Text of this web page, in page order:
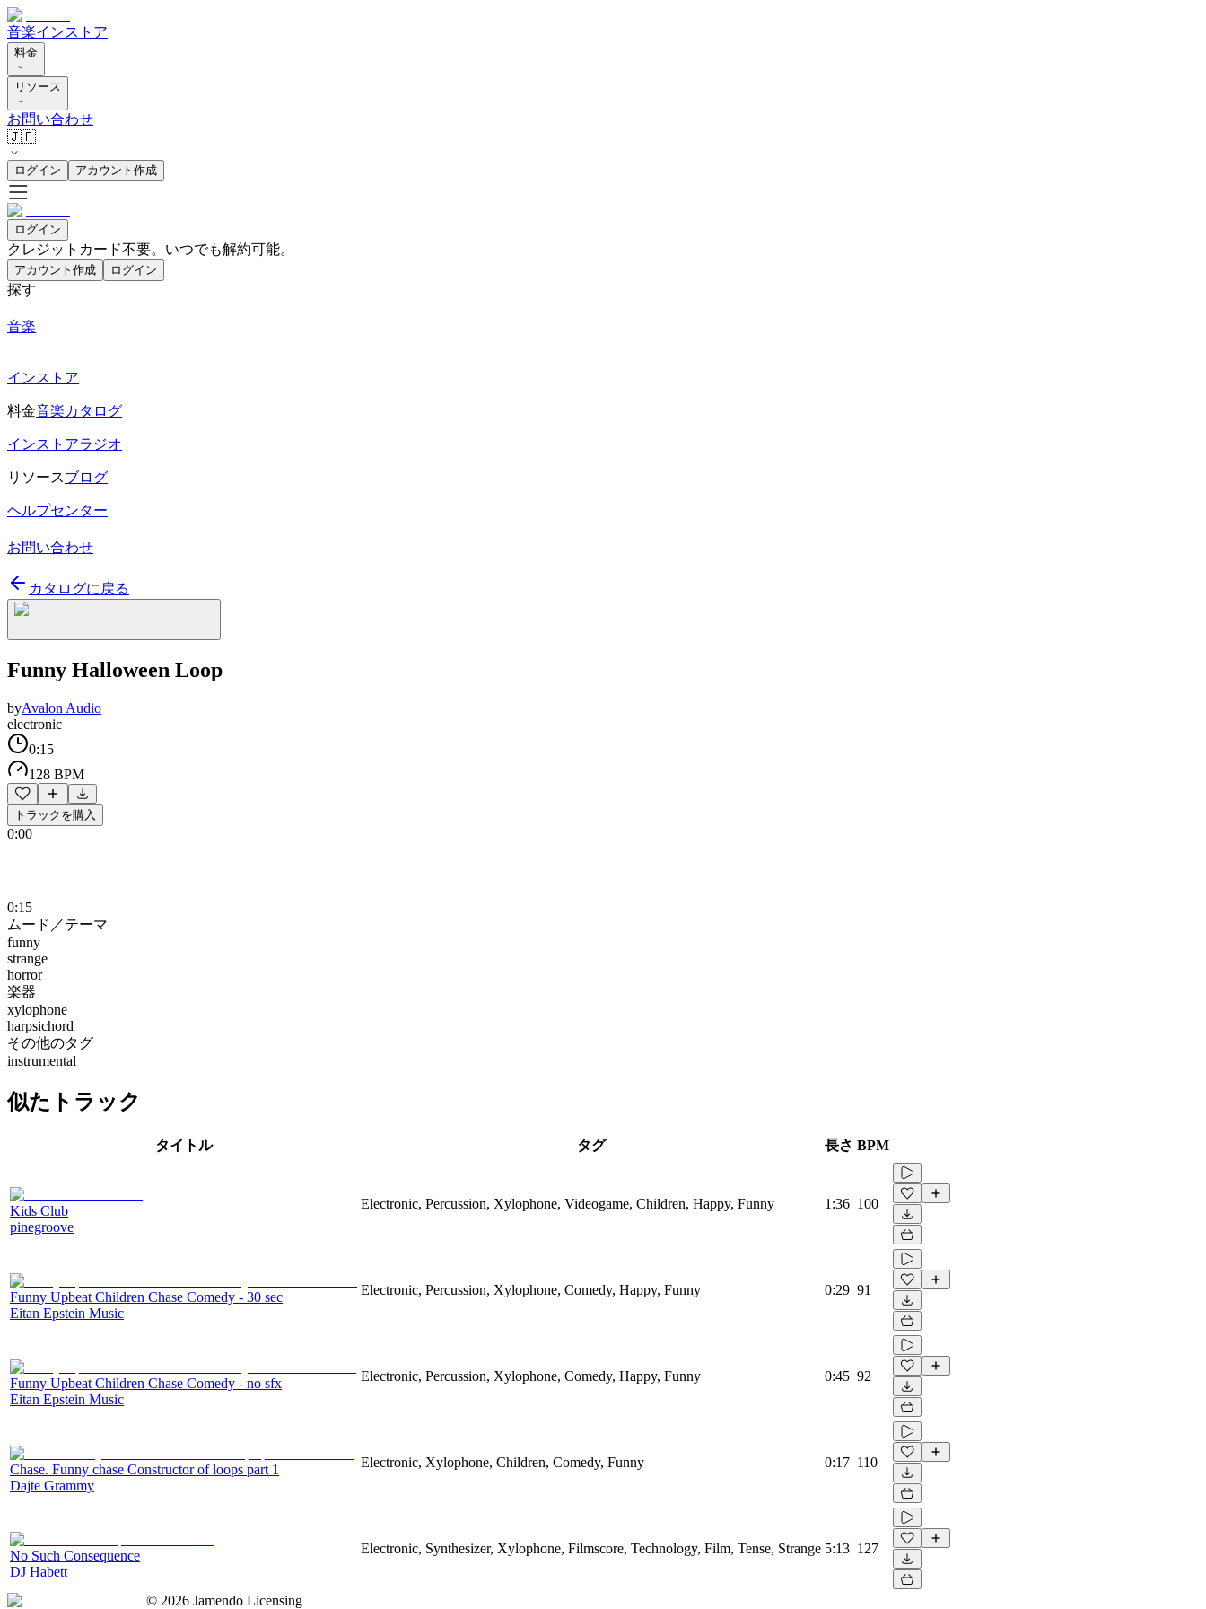
音楽インストア
料金
リソース
お問い合わせ
🇯🇵
ログイン アカウント作成
ログイン
クレジットカード不要。いつでも解約可能。
アカウント作成 ログイン
探す
音楽
インストア
料金音楽カタログ
インストアラジオ
リソースブログ
ヘルプセンター
お問い合わせ
カタログに戻る
Funny Halloween Loop
byAvalon Audio
electronic
0:15
128 BPM
トラックを購入
0:00
0:15
ムード／テーマ
funny
strange
horror
楽器
xylophone
harpsichord
その他のタグ
instrumental
似たトラック
タイトル タグ 長さ BPM
Kids Club
pinegroove
Electronic, Percussion, Xylophone, Videogame, Children, Happy, Funny 1:36 100
Funny Upbeat Children Chase Comedy - 30 sec
Eitan Epstein Music
Electronic, Percussion, Xylophone, Comedy, Happy, Funny 0:29 91
Funny Upbeat Children Chase Comedy - no sfx
Eitan Epstein Music
Electronic, Percussion, Xylophone, Comedy, Happy, Funny 0:45 92
Сhase. Funny chase Constructor of loops part 1
Dajte Grammy
Electronic, Xylophone, Children, Comedy, Funny 0:17 110
No Such Consequence
DJ Habett
Electronic, Synthesizer, Xylophone, Filmscore, Technology, Film, Tense, Strange 5:13 127
© 2026 Jamendo Licensing